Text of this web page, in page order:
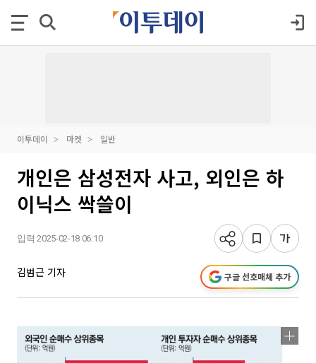
이투데이 마켓 일반
개인은 삼성전자 사고, 외인은 하
이닉스 싹쓸이
입력 2025-02-18 06:10
김범근 기자 구글 선호매체 추가